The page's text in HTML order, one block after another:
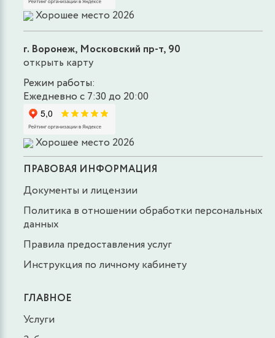
Хорошее место 2026
г. Воронеж, Московский пр-т, 90
открыть карту
Режим работы:
Ежедневно с 7:30 до 20:00
Хорошее место 2026
ПРАВОВАЯ ИНФОРМАЦИЯ
Документы и лицензии
Политика в отношении обработки персональных
данных
Правила предоставления услуг
Инструкция по личному кабинету
ГЛАВНОЕ
Услуги